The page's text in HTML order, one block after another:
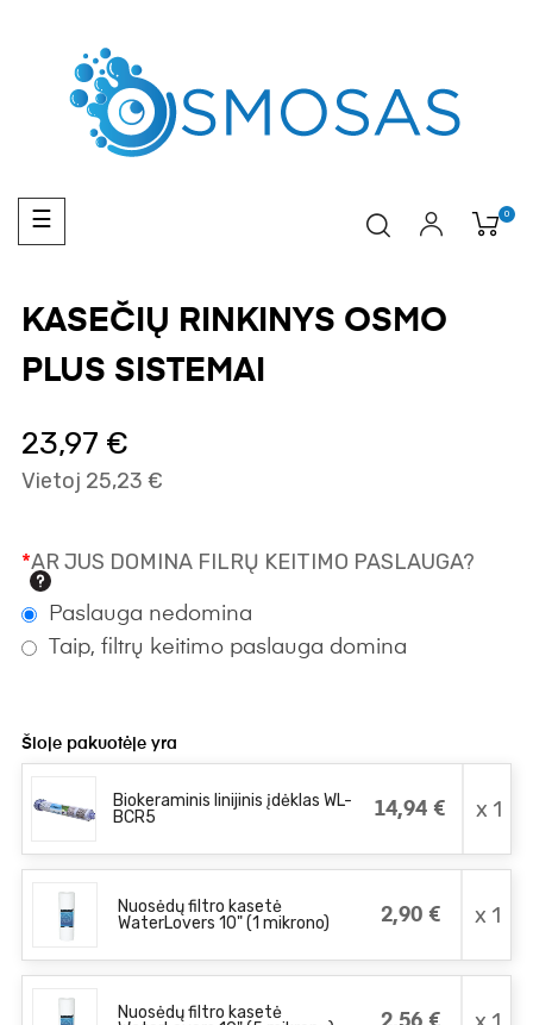
Toggle
navigation
☰ 0
KASEČIŲ RINKINYS OSMO
PLUS SISTEMAI
23,97 €
Vietoj 25,23 €
*AR JUS DOMINA FILRŲ KEITIMO PASLAUGA?
Paslauga nedomina
Taip, filtrų keitimo paslauga domina
Šioje pakuotėje yra
Biokeraminis linijinis įdėklas WL-
BCR5
14,94 € x 1
Nuosėdų filtro kasetė
WaterLovers 10" (1 mikrono)
2,90 € x 1
Nuosėdų filtro kasetė